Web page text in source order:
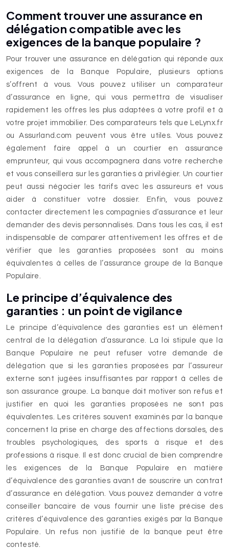
Comment trouver une assurance en
délégation compatible avec les
exigences de la banque populaire ?
Pour trouver une assurance en délégation qui réponde aux
exigences de la Banque Populaire, plusieurs options
s’offrent à vous. Vous pouvez utiliser un comparateur
d’assurance en ligne, qui vous permettra de visualiser
rapidement les offres les plus adaptées à votre profil et à
votre projet immobilier. Des comparateurs tels que LeLynx.fr
ou Assurland.com peuvent vous être utiles. Vous pouvez
également faire appel à un courtier en assurance
emprunteur, qui vous accompagnera dans votre recherche
et vous conseillera sur les garanties à privilégier. Un courtier
peut aussi négocier les tarifs avec les assureurs et vous
aider à constituer votre dossier. Enfin, vous pouvez
contacter directement les compagnies d’assurance et leur
demander des devis personnalisés. Dans tous les cas, il est
indispensable de comparer attentivement les offres et de
vérifier que les garanties proposées sont au moins
équivalentes à celles de l’assurance groupe de la Banque
Populaire.
Le principe d’équivalence des
garanties : un point de vigilance
Le principe d’équivalence des garanties est un élément
central de la délégation d’assurance. La loi stipule que la
Banque Populaire ne peut refuser votre demande de
délégation que si les garanties proposées par l’assureur
externe sont jugées insuffisantes par rapport à celles de
son assurance groupe. La banque doit motiver son refus et
justifier en quoi les garanties proposées ne sont pas
équivalentes. Les critères souvent examinés par la banque
concernent la prise en charge des affections dorsales, des
troubles psychologiques, des sports à risque et des
professions à risque. Il est donc crucial de bien comprendre
les exigences de la Banque Populaire en matière
d’équivalence des garanties avant de souscrire un contrat
d’assurance en délégation. Vous pouvez demander à votre
conseiller bancaire de vous fournir une liste précise des
critères d’équivalence des garanties exigés par la Banque
Populaire. Un refus non justifié de la banque peut être
contesté.